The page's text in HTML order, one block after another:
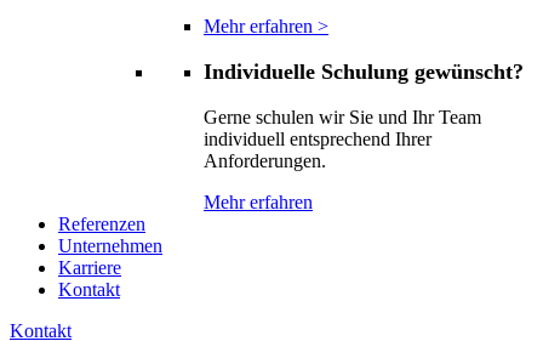
Mehr erfahren >
Individuelle Schulung gewünscht?
Gerne schulen wir Sie und Ihr Team
individuell entsprechend Ihrer
Anforderungen.
Mehr erfahren
Referenzen
Unternehmen
Karriere
Kontakt
Kontakt